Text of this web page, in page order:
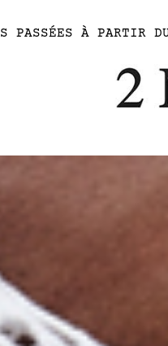
PASSÉES À PARTIR